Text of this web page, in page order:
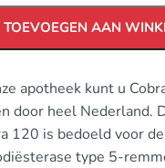
TOEVOEGEN AAN
apotheek kunt u
door heel Nederland.
120 is bedoeld voor
type 5-